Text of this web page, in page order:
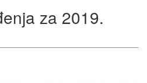
za 2019.